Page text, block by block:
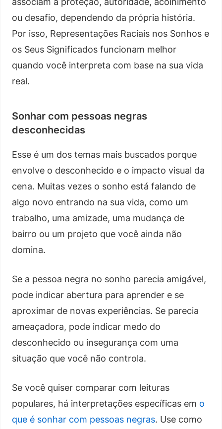
ou desafio, dependendo da própria história.
Por isso, Representações Raciais nos Sonhos e
os Seus Significados funcionam melhor
quando você interpreta com base na sua vida
real.
Sonhar com pessoas negras
desconhecidas
Esse é um dos temas mais buscados porque
envolve o desconhecido e o impacto visual da
cena. Muitas vezes o sonho está falando de
algo novo entrando na sua vida, como um
trabalho, uma amizade, uma mudança de
bairro ou um projeto que você ainda não
domina.
Se a pessoa negra no sonho parecia amigável,
pode indicar abertura para aprender e se
aproximar de novas experiências. Se parecia
ameaçadora, pode indicar medo do
desconhecido ou insegurança com uma
situação que você não controla.
Se você quiser comparar com leituras
populares, há interpretações específicas em o
que é sonhar com pessoas negras. Use como